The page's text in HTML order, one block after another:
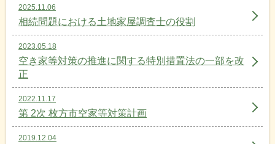
2025.11.06
相続問題における土地家屋調査士の役割
2023.05.18
空き家等対策の推進に関する特別措置法の一部を改
正
2022.11.17
第 2次 枚方市空家等対策計画
2019.12.04